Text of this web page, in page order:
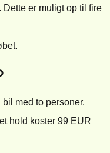
er muligt op til fire
med to personer.
hold koster 99 EUR